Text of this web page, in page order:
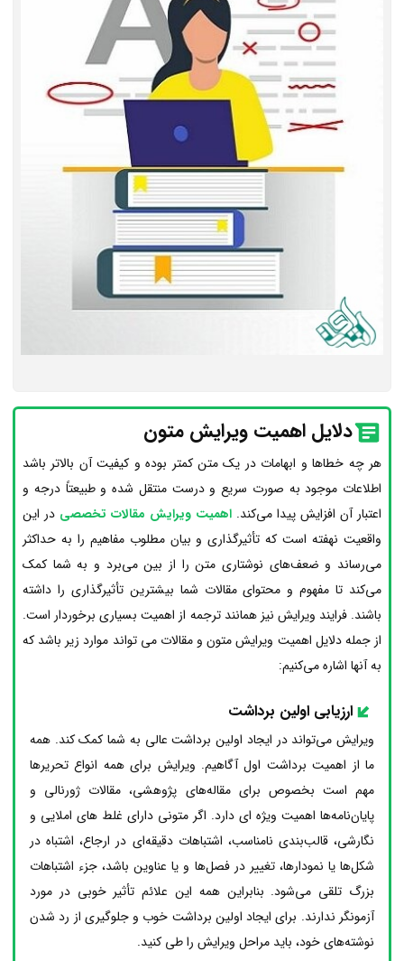
دلایل اهمیت ویرایش متون
هر چه خطا‌ها و ابهامات در یک متن کمتر بوده و کیفیت آن بالا‌تر باشد
اطلاعات موجود به صورت سریع و درست منتقل‌ شده و طبیعتاً درجه و
اعتبار آن افزایش پیدا می‌کند. اهمیت ویرایش مقالات تخصصی در این
واقعیت نهفته است که تأثیرگذاری و بیان مطلوب مفاهیم را به حداکثر
می‌رساند و ضعف‌های نوشتاری متن را از بین می‌برد و به شما کمک
می‌کند تا مفهوم و محتوای مقالات شما بیشترین تأثیرگذاری را داشته
باشند. فرایند ویرایش نیز همانند ترجمه از اهمیت بسیاری برخوردار است.
از جمله دلایل اهمیت ویرایش متون و مقالات می تواند موارد زیر باشد که
به آنها اشاره می‌کنیم:
ارزیابی اولین برداشت
ویرایش می‌تواند در ایجاد اولین برداشت عالی به شما کمک کند. همه
ما از اهمیت برداشت اول آگاهیم. ویرایش برای همه انواع تحریرها
مهم است بخصوص برای مقاله‌های پژوهشی، مقالات ژورنالی و
پایان‌نامه‌ها اهمیت ویژه ای دارد. اگر متونی دارای غلط های املایی و
نگارشی، قالب‌بندی نامناسب، اشتباهات دقیقه‌ای در ارجاع، اشتباه در
شکل‌ها یا نمودارها، تغییر در فصل‌ها و یا عناوین باشد، جزء اشتباهات
بزرگ تلقی می‌شود. بنابراین همه این علائم تأثیر خوبی در مورد
آزمونگر ندارند. برای ایجاد اولین برداشت خوب و جلوگیری از رد شدن
نوشته‌های خود، باید مراحل ویرایش را طی کنید.